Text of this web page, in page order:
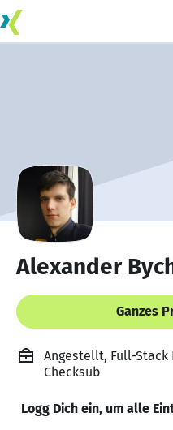
Alexander
Ganzes
Angestellt, Full-Stack
Checksub
Logg Dich ein, um alle